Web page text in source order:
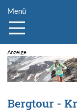
Menü
Bergtour -